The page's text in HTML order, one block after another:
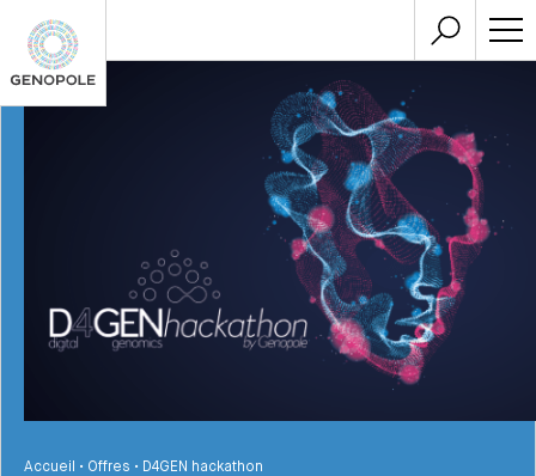
Accueil • Offres • D4GEN hackathon